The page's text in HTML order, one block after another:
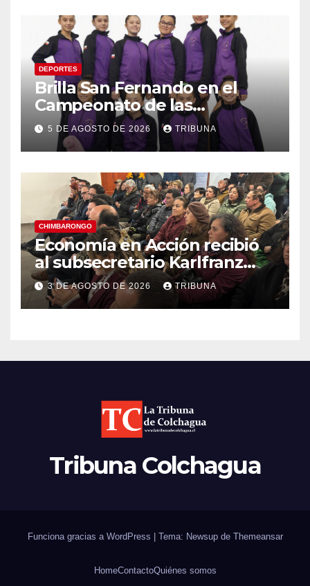
DEPORTES
Brilla San Fernando en el
Campeonato de las
Américas: Academia de
Gimnasia Rítmica asegura su
pase a la final internacional
5 DE AGOSTO DE 2026 TRIBUNA
CHIMBARONGO
Economía en Acción recibió
al subsecretario Karlfranz
Koehler en Chimbarongo
3 DE AGOSTO DE 2026 TRIBUNA
Tribuna Colchagua
Funciona gracias a WordPress Tema: Newsup de Themeansar
HomeContactoQuiénes somos